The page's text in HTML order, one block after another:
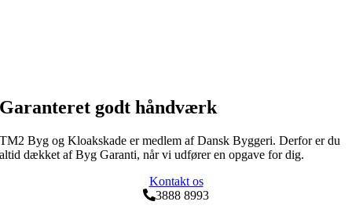
Garanteret godt håndværk
TM2 Byg og Kloakskade er medlem af Dansk Byggeri. Derfor er du
altid dækket af Byg Garanti, når vi udfører en opgave for dig.
Kontakt os
3888 8993